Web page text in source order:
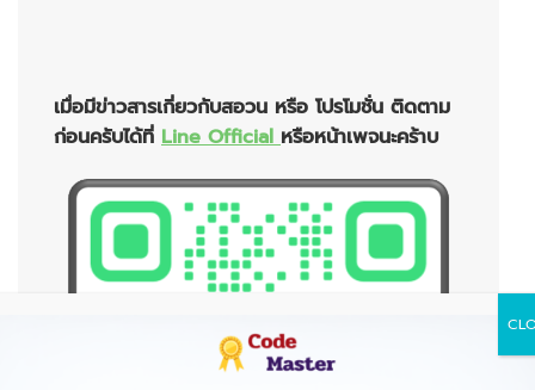
เมื่อมีข่าวสารเกี่ยวกับสอวน หรือ โปรโมชั่น ติดตาม
ก่อนครับได้ที่ Line Officialหรือหน้าเพจนะคร้าบ